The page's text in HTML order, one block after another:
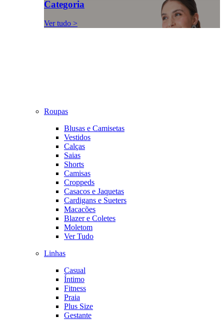
Categoria
Ver tudo >
Roupas
Blusas e Camisetas
Vestidos
Calças
Saias
Shorts
Camisas
Croppeds
Casacos e Jaquetas
Cardigans e Sueters
Macacões
Blazer e Coletes
Moletom
Ver Tudo
Linhas
Casual
Íntimo
Fitness
Praia
Plus Size
Gestante